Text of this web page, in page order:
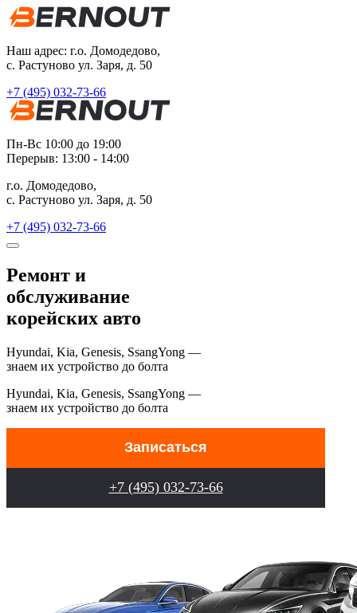
Наш адрес: г.о. Домодедово,
с. Растуново ул. Заря, д. 50
+7 (495) 032-73-66
Пн-Вс 10:00 до 19:00
Перерыв: 13:00 - 14:00
г.о. Домодедово,
с. Растуново ул. Заря, д. 50
+7 (495) 032-73-66
Ремонт и
обслуживание
корейских авто
Hyundai, Kia, Genesis, SsangYong —
знаем их устройство до болта
Hyundai, Kia, Genesis, SsangYong —
знаем их устройство до болта
Записаться
+7 (495) 032-73-66